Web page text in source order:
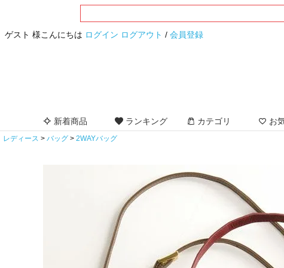
ゲスト 様こんにちは ログイン ログアウト / 会員登録
新着商品 ランキング カテゴリ お
レディース バッグ 2WAYバッグ